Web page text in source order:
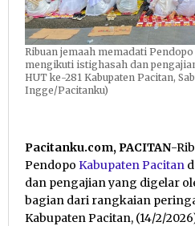
Ribuan jemaah memadati
mengikuti istighasah dan
HUT ke-281 Kabupaten Pacitan,
Ingge/Pacitanku)
Pacitanku.com, PACITAN-
Pendopo Kabupaten Pacitan
dan pengajian yang digelar
bagian dari rangkaian
Kabupaten Pacitan, (14/2/